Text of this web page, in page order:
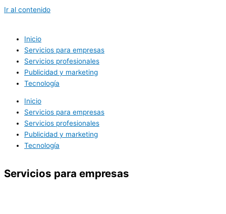
Ir al contenido
Inicio
Servicios para empresas
Servicios profesionales
Publicidad y marketing
Tecnología
Inicio
Servicios para empresas
Servicios profesionales
Publicidad y marketing
Tecnología
Servicios para empresas